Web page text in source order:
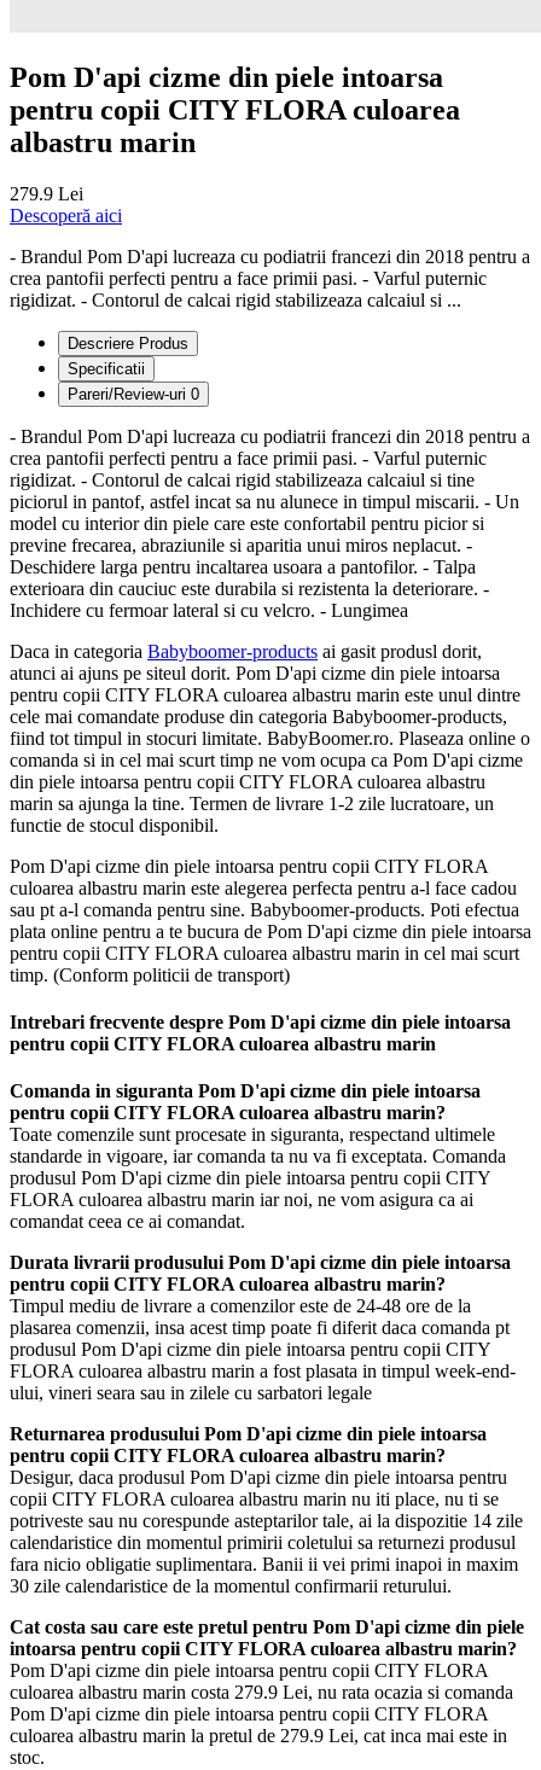
Pom D'api cizme din piele intoarsa
pentru copii CITY FLORA culoarea
albastru marin
279.9 Lei
Descoperă aici
- Brandul Pom D'api lucreaza cu podiatrii francezi din 2018 pentru a
crea pantofii perfecti pentru a face primii pasi. - Varful puternic
rigidizat. - Contorul de calcai rigid stabilizeaza calcaiul si ...
Descriere Produs
Specificatii
Pareri/Review-uri 0
- Brandul Pom D'api lucreaza cu podiatrii francezi din 2018 pentru a
crea pantofii perfecti pentru a face primii pasi. - Varful puternic
rigidizat. - Contorul de calcai rigid stabilizeaza calcaiul si tine
piciorul in pantof, astfel incat sa nu alunece in timpul miscarii. - Un
model cu interior din piele care este confortabil pentru picior si
previne frecarea, abraziunile si aparitia unui miros neplacut. -
Deschidere larga pentru incaltarea usoara a pantofilor. - Talpa
exterioara din cauciuc este durabila si rezistenta la deteriorare. -
Inchidere cu fermoar lateral si cu velcro. - Lungimea
Daca in categoria Babyboomer-products ai gasit produsl dorit,
atunci ai ajuns pe siteul dorit. Pom D'api cizme din piele intoarsa
pentru copii CITY FLORA culoarea albastru marin este unul dintre
cele mai comandate produse din categoria Babyboomer-products,
fiind tot timpul in stocuri limitate. BabyBoomer.ro. Plaseaza online o
comanda si in cel mai scurt timp ne vom ocupa ca Pom D'api cizme
din piele intoarsa pentru copii CITY FLORA culoarea albastru
marin sa ajunga la tine. Termen de livrare 1-2 zile lucratoare, un
functie de stocul disponibil.
Pom D'api cizme din piele intoarsa pentru copii CITY FLORA
culoarea albastru marin este alegerea perfecta pentru a-l face cadou
sau pt a-l comanda pentru sine. Babyboomer-products. Poti efectua
plata online pentru a te bucura de Pom D'api cizme din piele intoarsa
pentru copii CITY FLORA culoarea albastru marin in cel mai scurt
timp. (Conform politicii de transport)
Intrebari frecvente despre Pom D'api cizme din piele intoarsa
pentru copii CITY FLORA culoarea albastru marin
Comanda in siguranta Pom D'api cizme din piele intoarsa
pentru copii CITY FLORA culoarea albastru marin?
Toate comenzile sunt procesate in siguranta, respectand ultimele
standarde in vigoare, iar comanda ta nu va fi exceptata. Comanda
produsul Pom D'api cizme din piele intoarsa pentru copii CITY
FLORA culoarea albastru marin iar noi, ne vom asigura ca ai
comandat ceea ce ai comandat.
Durata livrarii produsului Pom D'api cizme din piele intoarsa
pentru copii CITY FLORA culoarea albastru marin?
Timpul mediu de livrare a comenzilor este de 24-48 ore de la
plasarea comenzii, insa acest timp poate fi diferit daca comanda pt
produsul Pom D'api cizme din piele intoarsa pentru copii CITY
FLORA culoarea albastru marin a fost plasata in timpul week-end-
ului, vineri seara sau in zilele cu sarbatori legale
Returnarea produsului Pom D'api cizme din piele intoarsa
pentru copii CITY FLORA culoarea albastru marin?
Desigur, daca produsul Pom D'api cizme din piele intoarsa pentru
copii CITY FLORA culoarea albastru marin nu iti place, nu ti se
potriveste sau nu corespunde asteptarilor tale, ai la dispozitie 14 zile
calendaristice din momentul primirii coletului sa returnezi produsul
fara nicio obligatie suplimentara. Banii ii vei primi inapoi in maxim
30 zile calendaristice de la momentul confirmarii returului.
Cat costa sau care este pretul pentru Pom D'api cizme din piele
intoarsa pentru copii CITY FLORA culoarea albastru marin?
Pom D'api cizme din piele intoarsa pentru copii CITY FLORA
culoarea albastru marin costa 279.9 Lei, nu rata ocazia si comanda
Pom D'api cizme din piele intoarsa pentru copii CITY FLORA
culoarea albastru marin la pretul de 279.9 Lei, cat inca mai este in
stoc.